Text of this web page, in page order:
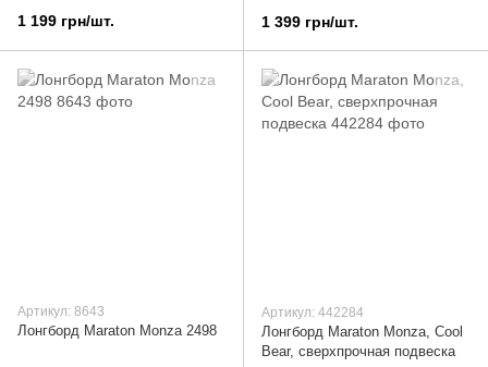
1 199 грн/шт. 1 399 грн/шт.
Артикул: 8643
Лонгборд Maraton Monza 2498
Артикул: 442284
Лонгборд Maraton Monza, Cool
Bear, сверхпрочная подвеска